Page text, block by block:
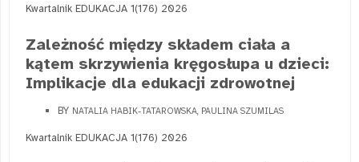
Kwartalnik EDUKACJA 1(176) 2026
Zależność między składem ciała a
kątem skrzywienia kręgosłupa u dzieci:
Implikacje dla edukacji zdrowotnej
BY NATALIA HABIK-TATAROWSKA, PAULINA SZUMILAS
Kwartalnik EDUKACJA 1(176) 2026